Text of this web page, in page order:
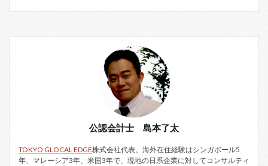
公認会計士 島本了太
TOKYO GLOCAL EDGE株式会社代表。海外在住経験はシンガポール5
年、マレーシア3年、米国3年で、現地の日系企業に対してコンサルティ